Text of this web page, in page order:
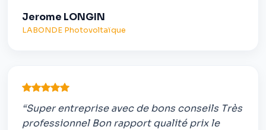
Jerome LONGIN
LABONDE Photovoltaïque
“Super entreprise avec de bons conseils Très
professionnel Bon rapport qualité prix le